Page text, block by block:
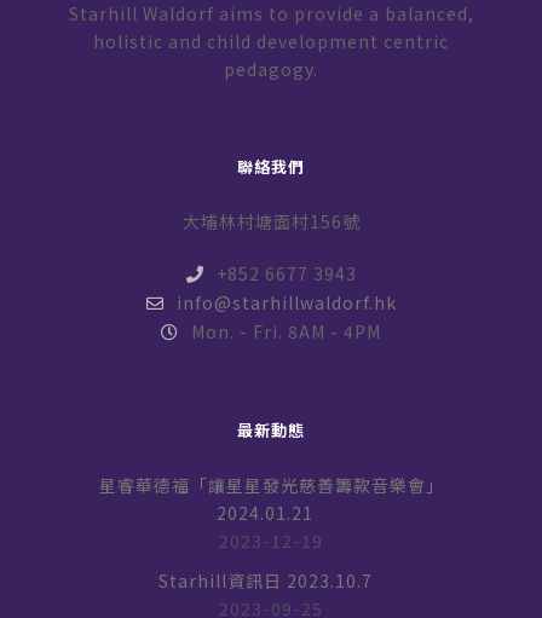
Starhill Waldorf aims to provide a balanced,
holistic and child development centric
pedagogy.
聯絡我們
大埔林村塘面村156號
+852 6677 3943
info@starhillwaldorf.hk
Mon. - Fri. 8AM - 4PM
最新動態
星睿華德福「讓星星發光慈善籌款音樂會」
2024.01.21
2023-12-19
Starhill資訊日 2023.10.7
2023-09-25